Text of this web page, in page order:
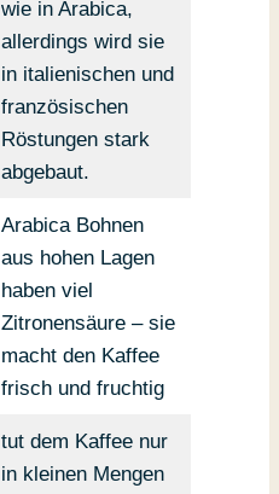
wie in Arabica,
allerdings wird sie
in italienischen und
französischen
Röstungen stark
abgebaut.
Arabica Bohnen
aus hohen Lagen
haben viel
Zitronensäure – sie
macht den Kaffee
frisch und fruchtig
tut dem Kaffee nur
in kleinen Mengen